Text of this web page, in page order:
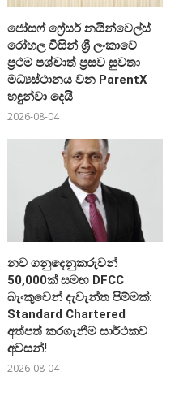
ජෝසෆ් ෆ්‍රේසර් නයින්වෙල්ස්
රෝහල විසින් ශ්‍රී ලංකාවේ
ප්‍රථම පශ්චාත් ප්‍රසව සුවතා
මධ්‍යස්ථානය වන ParentX
හඳුන්වා දෙයි
2026-08-04
නව ගනුදෙනුකරුවන්
50,000ක් සමඟ DFCC
බැංකුවෙන් දැවැන්ත පිම්මක්:
Standard Chartered
අත්පත් කරගැනීම සාර්ථකව
අවසන්!
2026-08-04